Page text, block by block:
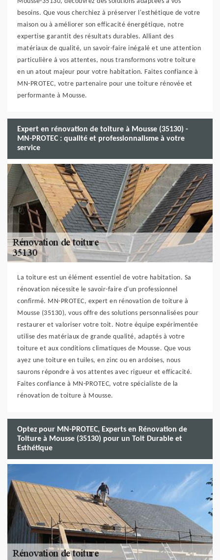
besoins. Que vous cherchiez à préserver l'esthétique de votre
maison ou à améliorer son efficacité énergétique, notre
expertise garantit des résultats durables. Alliant des
matériaux de qualité, un savoir-faire inégalé et une attention
particulière à vos attentes, nous transformons votre toiture
en un atout majeur pour votre habitation. Faites confiance à
MN-PROTEC, votre partenaire pour une toiture rénovée et
performante à Mousse.
Expert en rénovation de toiture à Mousse (35130) -
MN-PROTEC : qualité et professionnalisme à votre
service
La toiture est un élément essentiel de votre habitation. Sa
rénovation nécessite le savoir-faire d'un professionnel
confirmé. MN-PROTEC, expert en rénovation de toiture à
Mousse (35130), vous offre des solutions personnalisées pour
restaurer et valoriser votre toit. Notre équipe expérimentée
utilise des matériaux de grande qualité, adaptés à votre
toiture et aux conditions climatiques de Mousse. Que vous
ayez une toiture en tuiles, en zinc ou en ardoises, nous
saurons répondre à vos attentes avec rigueur et efficacité.
Faites confiance à MN-PROTEC, votre spécialiste de la
rénovation de toiture à Mousse.
Optez pour MN-PROTEC, Experts en Rénovation de
Toiture à Mousse (35130) pour un Toit Durable et
Esthétique